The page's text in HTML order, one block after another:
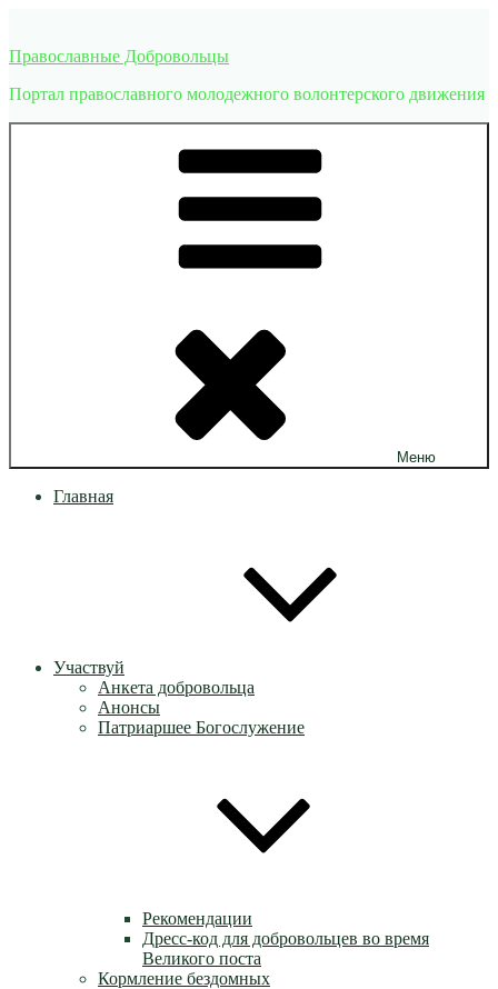
содержимому
Православные Добровольцы
Портал православного молодежного волонтерского движения
Меню
Главная
Участвуй
Анкета добровольца
Анонсы
Патриаршее Богослужение
Рекомендации
Дресс-код для добровольцев во время
Великого поста
Кормление бездомных